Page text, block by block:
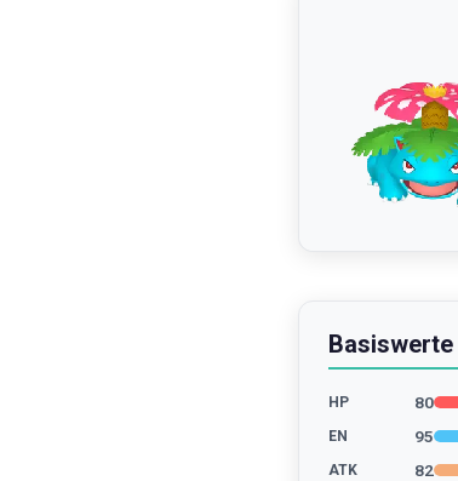
Basiswerte
HP 80
EN 95
ATK 82